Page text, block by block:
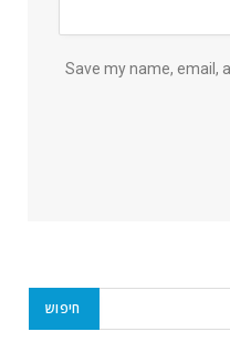
Save my name, email,